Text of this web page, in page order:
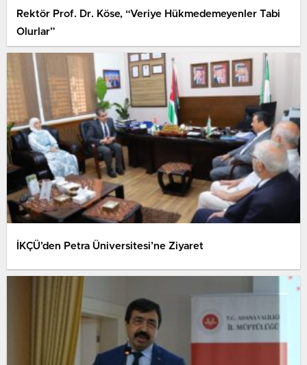
Rektör Prof. Dr. Köse, “Veriye Hükmedemeyenler Tabi
Olurlar”
İKÇÜ’den Petra Üniversitesi’ne Ziyaret